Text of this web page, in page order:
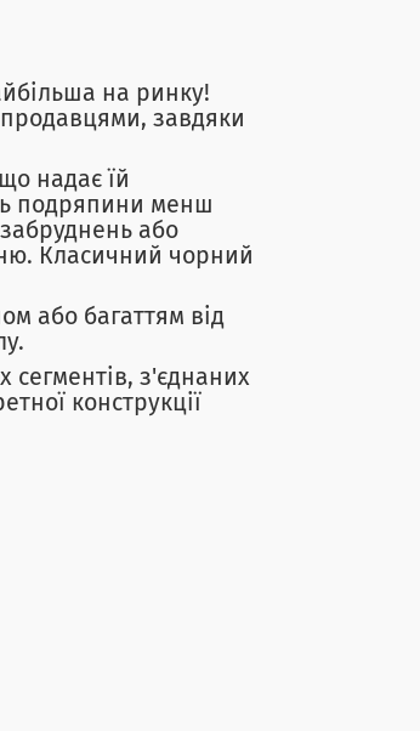
на ринку!
завдяки
надає їй
подряпини менш
або
Класичний чорний
або багаттям від
сегментів, з'єднаних
конструкції